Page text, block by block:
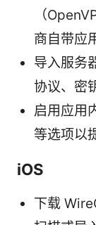
（
商自带应
导入服务
协议、密
启用应用
等选项以
iOS
下载